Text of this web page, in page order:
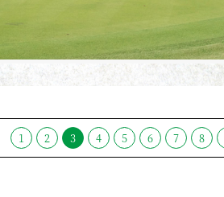
1 2 3 4 5 6 7 8